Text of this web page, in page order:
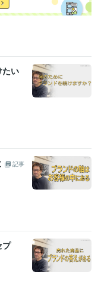
たい
記事
プ